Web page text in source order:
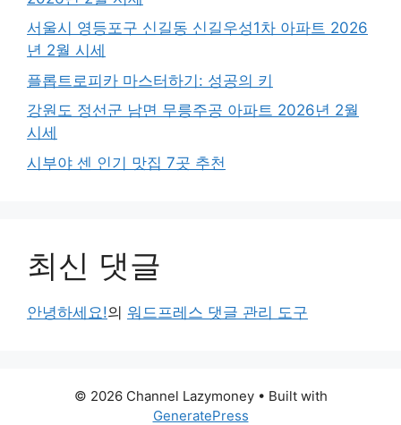
서울시 영등포구 신길동 신길우성1차 아파트 2026
년 2월 시세
플롭트로피카 마스터하기: 성공의 키
강원도 정선군 남면 무릉주공 아파트 2026년 2월
시세
시부야 센 인기 맛집 7곳 추천
최신 댓글
안녕하세요!의 워드프레스 댓글 관리 도구
© 2026 Channel Lazymoney• Built with
GeneratePress